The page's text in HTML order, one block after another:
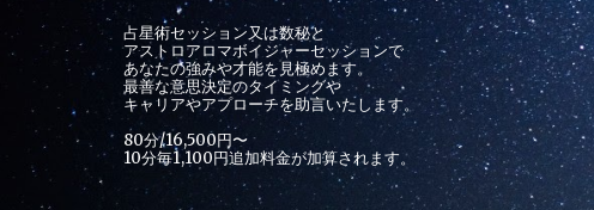
占星術セッション又は数秘と
アストロアロマボイジャーセッションで
あなたの強みや才能を見極めます。
最善な意思決定のタイミングや
キャリアやアプローチを助言いたします。
80分/16,500円〜
10分毎1,100円追加料金が加算されます。